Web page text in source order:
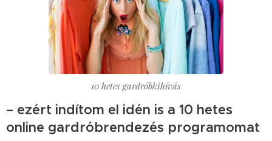
10 hetes gardróbkihívás
– ezért indítom el idén is a 10 hetes
online gardróbrendezés programomat